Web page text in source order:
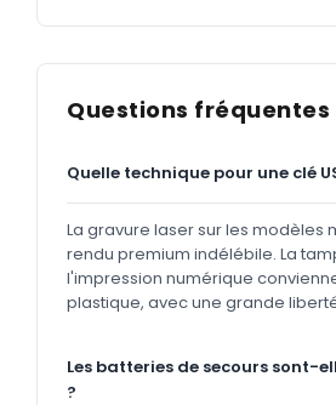
Questions fréquentes
Quelle technique pour une clé
La gravure laser sur les modèles
rendu premium indélébile. La
l'impression numérique
plastique, avec une grande
Les batteries de secours sont-
?